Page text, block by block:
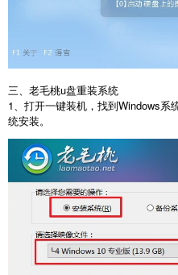
三、老毛桃u盘重装系统
1、打开一键装机，找到Windows系
统安装。